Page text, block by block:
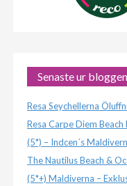
Senaste ur bloggen
Resa Seychellerna
Resa Carpe Diem Beach
(5*) – Indcen´s
The Nautilus Beach &
(5*+) Maldiverna –